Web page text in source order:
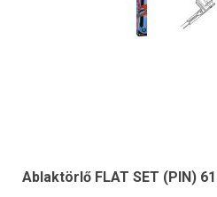
Ablaktörlő FLAT SET (PIN)